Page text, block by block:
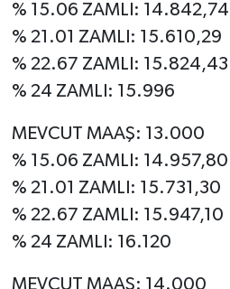
% 15.06 ZAMLI: 14.842,74
% 21.01 ZAMLI: 15.610,29
% 22.67 ZAMLI: 15.824,43
% 24 ZAMLI: 15.996
MEVCUT MAAŞ: 13.000
% 15.06 ZAMLI: 14.957,80
% 21.01 ZAMLI: 15.731,30
% 22.67 ZAMLI: 15.947,10
% 24 ZAMLI: 16.120
MEVCUT MAAŞ: 14.000